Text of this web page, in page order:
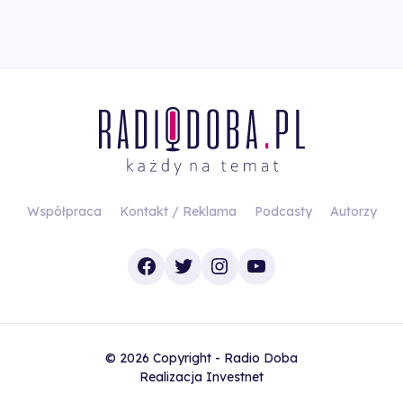
Współpraca Kontakt / Reklama Podcasty Autorzy
Facebook
TwitterInstagram
YouTube
© 2026 Copyright - Radio Doba
Realizacja Investnet